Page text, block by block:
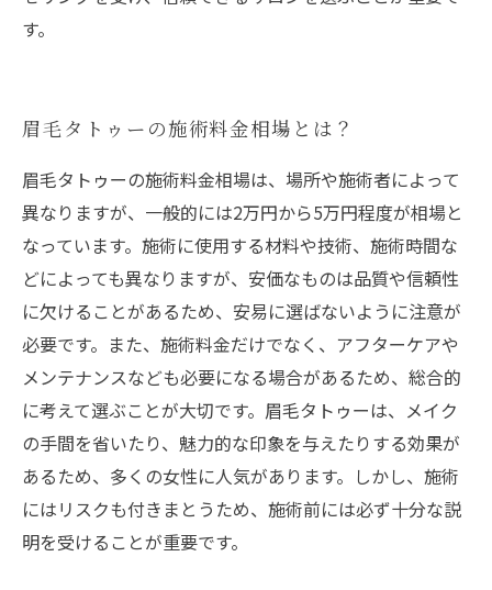
す。
眉毛タトゥーの施術料金相場とは？
眉毛タトゥーの施術料金相場は、場所や施術者によって
異なりますが、一般的には2万円から5万円程度が相場と
なっています。施術に使用する材料や技術、施術時間な
どによっても異なりますが、安価なものは品質や信頼性
に欠けることがあるため、安易に選ばないように注意が
必要です。また、施術料金だけでなく、アフターケアや
メンテナンスなども必要になる場合があるため、総合的
に考えて選ぶことが大切です。眉毛タトゥーは、メイク
の手間を省いたり、魅力的な印象を与えたりする効果が
あるため、多くの女性に人気があります。しかし、施術
にはリスクも付きまとうため、施術前には必ず十分な説
明を受けることが重要です。